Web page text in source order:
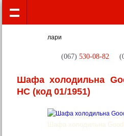
(067) 530-08-82
Шафа холодильна
HC (код 01/1951)
Шафа холодильна